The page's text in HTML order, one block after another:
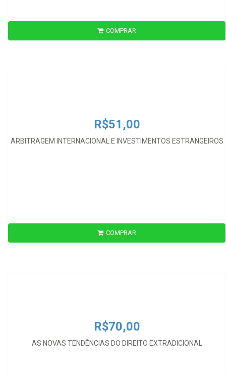
COMPRAR
R$51,00
ARBITRAGEM INTERNACIONAL E INVESTIMENTOS ESTRANGEIROS
R$51,00
COMPRAR
R$70,00
AS NOVAS TENDÊNCIAS DO DIREITO EXTRADICIONAL
R$70,00